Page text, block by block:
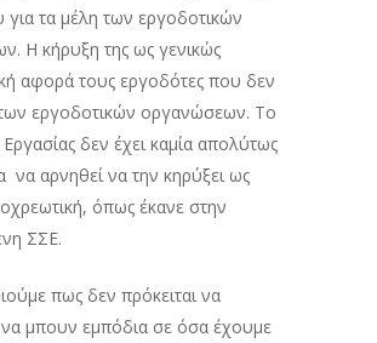
για τα μέλη των εργοδοτικών
Η κήρυξη της ως γενικώς
αφορά τους εργοδότες που δεν
των εργοδοτικών οργανώσεων. Το
δεν έχει καμία απολύτως
να αρνηθεί να την κηρύξει ως
όπως έκανε στην
ΣΣΕ.
πως δεν πρόκειται να
μπουν εμπόδια σε όσα έχουμε